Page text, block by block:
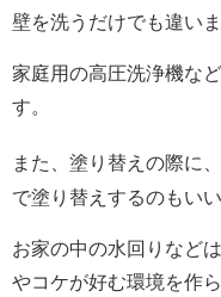
壁を洗うだけでも違い
家庭用の高圧洗浄機な
す。
また、塗り替えの際に、
で塗り替えするのもい
お家の中の水回りなど
やコケが好む環境を作